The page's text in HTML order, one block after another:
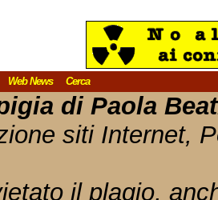
Web News Cerca
di Paola
siti Internet,
il plagio,